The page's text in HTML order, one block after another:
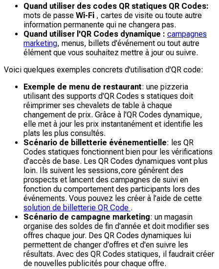
Quand utiliser des codes QR statiques QR Codes:
mots de passe Wi-Fi , cartes de visite ou toute autre
information permanente qui ne changera pas.
Quand utiliser l'QR Codes dynamique : campagnes
marketing, menus, billets d'événement ou tout autre
élément que vous souhaitez mettre à jour ou suivre.
Voici quelques exemples concrets d'utilisation d'QR code:
Exemple de menu de restaurant: une pizzeria
utilisant des supports d'QR Codes s statiques doit
réimprimer ses chevalets de table à chaque
changement de prix. Grâce à l'QR Codes dynamique,
elle met à jour les prix instantanément et identifie les
plats les plus consultés.
Scénario de billetterie événementielle: les QR
Codes statiques fonctionnent bien pour les vérifications
d’accès de base. Les QR Codes dynamiques vont plus
loin. Ils suivent les sessions,core génèrent des
prospects et lancent des campagnes de suivi en
fonction du comportement des participants lors des
événements. Vous pouvez les créer à l’aide de cette
solution de billetterie QR Code .
Scénario de campagne marketing: un magasin
organise des soldes de fin d'année et doit modifier ses
offres chaque jour. Des QR Codes dynamiques lui
permettent de changer d'offres et d'en suivre les
résultats. Avec des QR Codes statiques, il faudrait créer
de nouvelles publicités pour chaque offre.